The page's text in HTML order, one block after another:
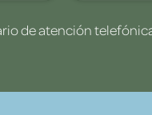
de atención